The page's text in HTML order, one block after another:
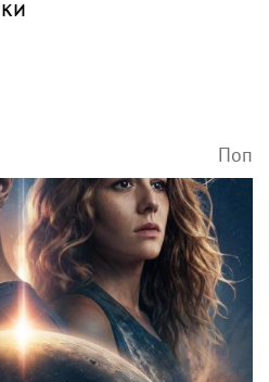
Поп